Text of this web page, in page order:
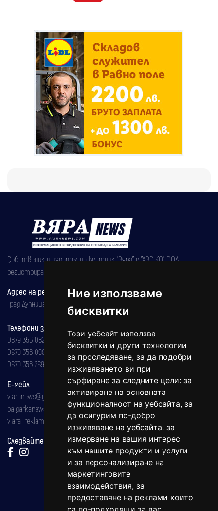
Ние използваме
бисквитки
Този уебсайт използва
бисквитки и други технологии
за проследяване, за да подобри
изживяването ви при
сърфиране за следните цели: за
активиране на основната
функционалност на уебсайта, за
да осигурим по-добро
изживяване на уебсайта, за
измерване на вашия интерес
към нашите продукти и услуги
и за персонализиране на
маркетинговите
взаимодействия, за
предоставяне на реклами които
са по-подходящи за вас
Собственик и издател на вестник "Вяра" е "АВС КО" ООД,
регистрирана на 08.05.2002 година.
Адрес на редакцията
Град Дупница, ул.''Христо Ботев" 43
Телефони за реклама и абонаменти
0879 356 082
0879 356 098
0879 356 289
Е-мейл
viaranews@gmail.com
balgarkanews@gmail.com
viara_reklama@mail.bg
Следвайте ни: